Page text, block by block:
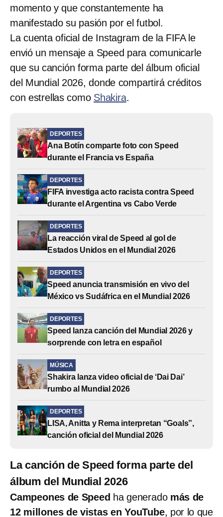
momento y que constantemente ha
manifestado su pasión por el futbol.
La cuenta oficial de Instagram de la FIFA le
envió un mensaje a Speed para comunicarle
que su canción forma parte del álbum oficial
del Mundial 2026, donde compartirá créditos
con estrellas como Shakira.
DEPORTES
Ana Botín comparte foto con Speed
durante el Francia vs España
DEPORTES
FIFA investiga acto racista contra Speed
durante el Argentina vs Cabo Verde
DEPORTES
La reacción viral de Speed al gol de
Estados Unidos en el Mundial 2026
DEPORTES
Speed anuncia transmisión en vivo del
México vs Sudáfrica en el Mundial 2026
DEPORTES
Speed lanza canción del Mundial 2026 y
sorprende con letra en español
MÚSICA
Shakira lanza video oficial de ‘Dai Dai’
rumbo al Mundial 2026
DEPORTES
LISA, Anitta y Rema interpretan “Goals”,
canción oficial del Mundial 2026
La canción de Speed forma parte del
álbum del Mundial 2026
Campeones de Speed ha generado más de
12 millones de vistas en YouTube, por lo que